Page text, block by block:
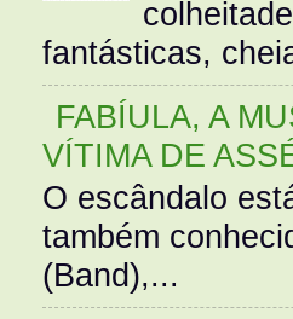
fantásticas,
FABÍULA, A
VÍTIMA DE
O escândalo
também
(Band),...